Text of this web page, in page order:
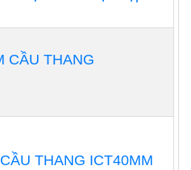
CẦU THANG
THANG ICT40MM